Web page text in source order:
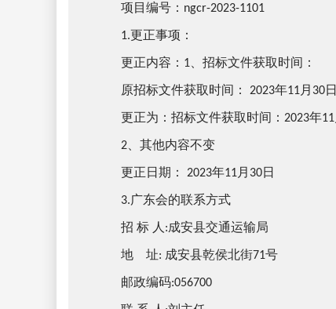
项目编号： ngcr-2023-1101
1.更正事项：
更正内容： 1 招标文件获取时间 ：
原招标文件获取时间： 2023年11月 30日
更正为：招标文件获取时间： 2023年11
2 、其他内容不变
更正日期： 2023年11月 30日
3.广东会的联系方式
招 标 人 :成安县交通运输局
地 址: 成安县乾侯北街71号
邮政编码:056700